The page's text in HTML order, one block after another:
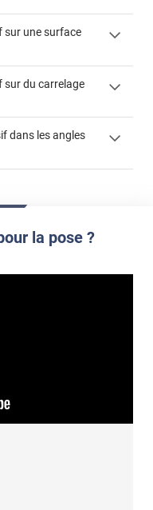
sur une surface
sur du carrelage
et réappliquer un joint
dans les angles
la pose ?